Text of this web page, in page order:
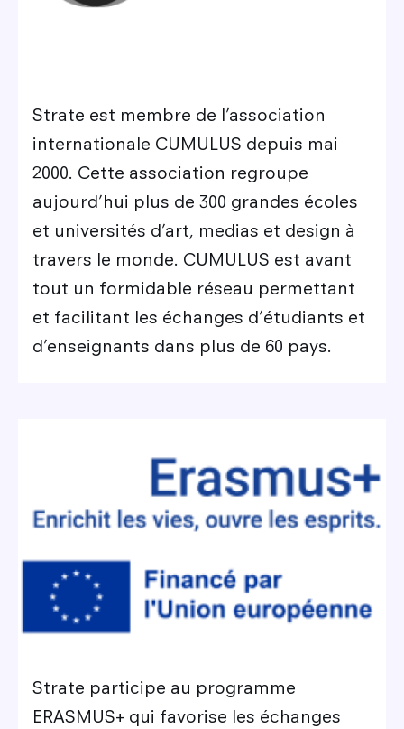
Strate est membre de l’association
internationale CUMULUS depuis mai
2000. Cette association regroupe
aujourd’hui plus de 300 grandes écoles
et universités d’art, medias et design à
travers le monde. CUMULUS est avant
tout un formidable réseau permettant
et facilitant les échanges d’étudiants et
d’enseignants dans plus de 60 pays.
Strate participe au programme
ERASMUS+ qui favorise les échanges